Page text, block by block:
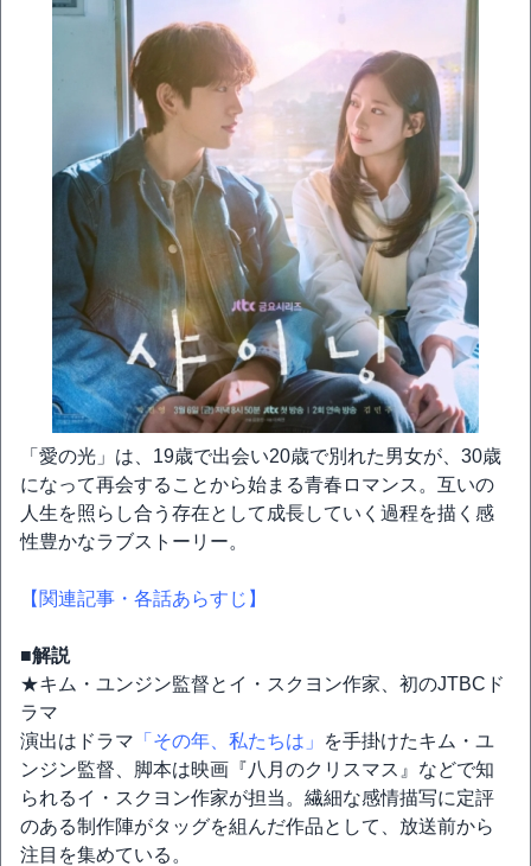
「愛の光」は、19歳で出会い20歳で別れた男女が、30歳
になって再会することから始まる青春ロマンス。互いの
人生を照らし合う存在として成長していく過程を描く感
性豊かなラブストーリー。
【関連記事・各話あらすじ】
■解説
★キム・ユンジン監督とイ・スクヨン作家、初のJTBCド
ラマ
演出はドラマ 「その年、私たちは」
を手掛けたキム・ユ
ンジン監督、脚本は映画『八月のクリスマス』などで知
られるイ・スクヨン作家が担当。繊細な感情描写に定評
のある制作陣がタッグを組んだ作品として、放送前から
注目を集めている。